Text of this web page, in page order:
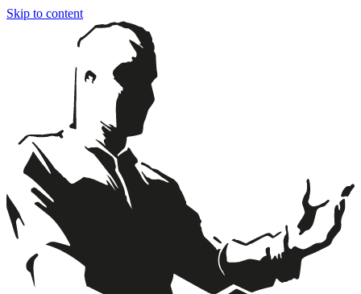
Skip to content